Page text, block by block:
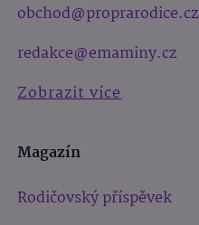
obchod@proprarodice.cz
redakce@emaminy.cz
Zobrazit více
Magazín
Rodičovský příspěvek